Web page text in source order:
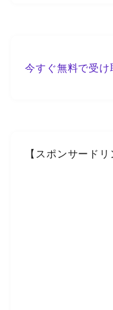
今すぐ無料で受け
【スポンサードリ